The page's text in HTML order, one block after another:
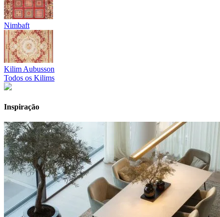
Nimbaft
Kilim Aubusson
Todos os Kilims
Inspiração